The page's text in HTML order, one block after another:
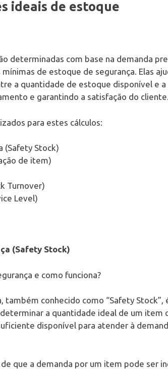
ideais de estoque
determinadas com base na demanda
de estoque de segurança. Elas
a quantidade de estoque disponível e
e garantindo a satisfação do cliente.
para estes cálculos:
(Safety Stock)
de item)
Turnover)
Level)
(Safety Stock)
e como funciona?
conhecido como “Safety Stock”,
a quantidade ideal de um item
disponível para atender à
que a demanda por um item pode ser